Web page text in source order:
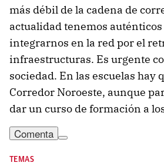
más débil de la cadena de
actualidad tenemos
integrarnos en la red por el
infraestructuras. Es urgente
sociedad. En las escuelas hay
Corredor Noroeste, aunque
dar un curso de formación a
Comenta
TEMAS